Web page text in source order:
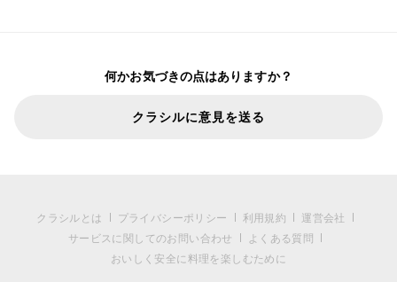
何かお気づきの点はありますか？
クラシルに意見を送る
クラシルとは プライバシーポリシー 利用規約
運営会社
サービスに関してのお問い合わせ
よくある質問
おいしく安全に料理を楽しむために